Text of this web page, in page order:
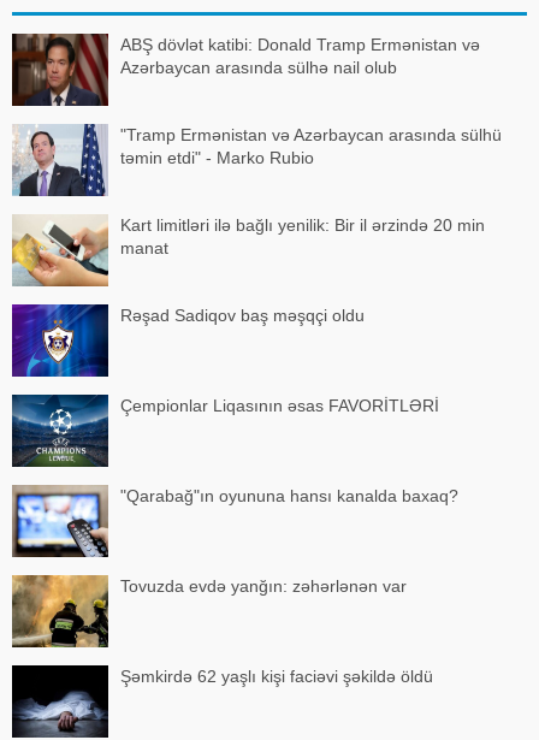
ABŞ dövlət katibi: Donald Tramp Ermənistan və
Azərbaycan arasında sülhə nail olub
"Tramp Ermənistan və Azərbaycan arasında sülhü
təmin etdi" - Marko Rubio
Kart limitləri ilə bağlı yenilik: Bir il ərzində 20 min
manat
Rəşad Sadiqov baş məşqçi oldu
Çempionlar Liqasının əsas FAVORİTLƏRİ
"Qarabağ"ın oyununa hansı kanalda baxaq?
Tovuzda evdə yanğın: zəhərlənən var
Şəmkirdə 62 yaşlı kişi faciəvi şəkildə öldü